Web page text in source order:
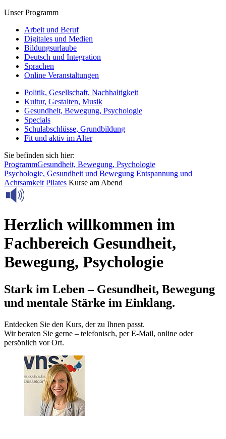
Unser Programm
Arbeit und Beruf
Digitales und Medien
Bildungsurlaube
Deutsch und Integration
Sprachen
Online Veranstaltungen
Politik, Gesellschaft, Nachhaltigkeit
Kultur, Gestalten, Musik
Gesundheit, Bewegung, Psychologie
Specials
Schulabschlüsse, Grundbildung
Fit und aktiv im Alter
Sie befinden sich hier:
ProgrammGesundheit, Bewegung, Psychologie
Psychologie, Gesundheit und Bewegung Entspannung und
Achtsamkeit Pilates Kurse am Abend
Herzlich willkommen im
Fachbereich Gesundheit,
Bewegung, Psychologie
Stark im Leben – Gesundheit, Bewegung
und mentale Stärke im Einklang.
Entdecken Sie den Kurs, der zu Ihnen passt.
Wir beraten Sie gerne – telefonisch, per E‑Mail, online oder
persönlich vor Ort.